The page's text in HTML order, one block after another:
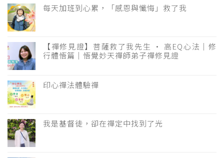
每天加班到心累，「感恩與懺悔」救了我
【禪修見證】菩薩救了我先生 · 高EQ心法｜修
行體悟篇｜悟覺妙天禪師弟子禪修見證
印心禪法體驗禪
我是基督徒，卻在禪定中找到了光